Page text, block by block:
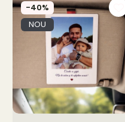
-40%
NOU